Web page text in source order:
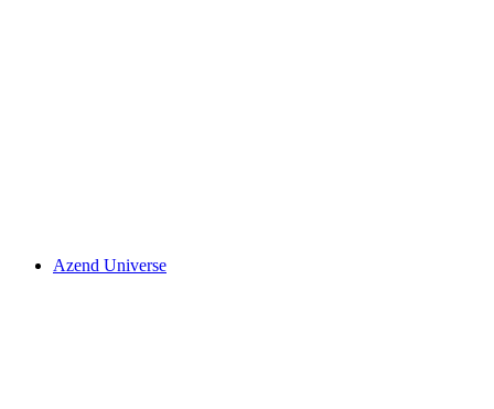
Azend Universe